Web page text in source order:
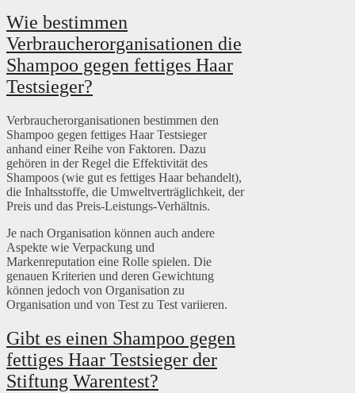
Wie bestimmen
Verbraucherorganisationen die
Shampoo gegen fettiges Haar
Testsieger?
Verbraucherorganisationen bestimmen den
Shampoo gegen fettiges Haar Testsieger
anhand einer Reihe von Faktoren. Dazu
gehören in der Regel die Effektivität des
Shampoos (wie gut es fettiges Haar behandelt),
die Inhaltsstoffe, die Umweltverträglichkeit, der
Preis und das Preis-Leistungs-Verhältnis.
Je nach Organisation können auch andere
Aspekte wie Verpackung und
Markenreputation eine Rolle spielen. Die
genauen Kriterien und deren Gewichtung
können jedoch von Organisation zu
Organisation und von Test zu Test variieren.
Gibt es einen Shampoo gegen
fettiges Haar Testsieger der
Stiftung Warentest?